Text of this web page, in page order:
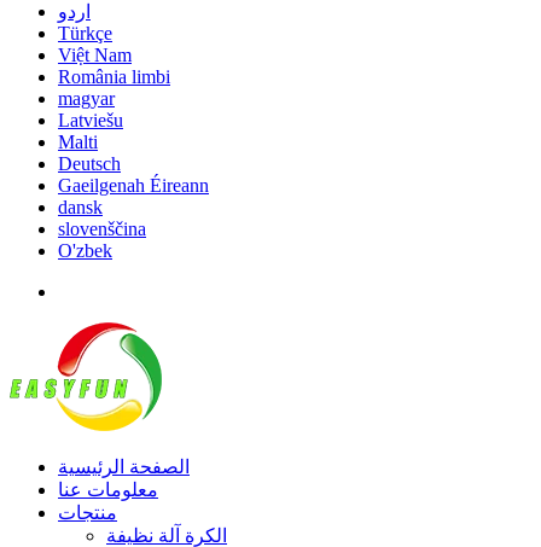
اردو
Türkçe
Việt Nam
România limbi
magyar
Latviešu
Malti
Deutsch
Gaeilgenah Éireann
dansk
slovenščina
O'zbek
الصفحة الرئيسية
معلومات عنا
منتجات
الكرة آلة نظيفة